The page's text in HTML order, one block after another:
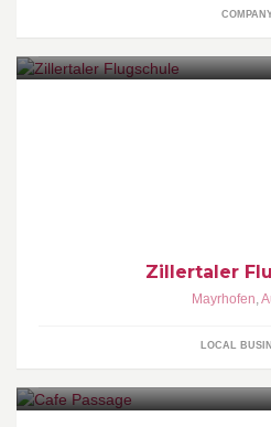
Zillertaler
Mayrhofen,
LOCAL